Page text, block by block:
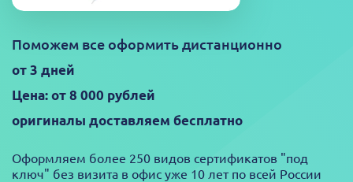
Поможем все оформить дистанционно
от 3 дней
Цена: от 8 000 рублей
оригиналы доставляем бесплатно
Оформляем более 250 видов сертификатов "под
ключ" без визита в офис уже 10 лет по всей России